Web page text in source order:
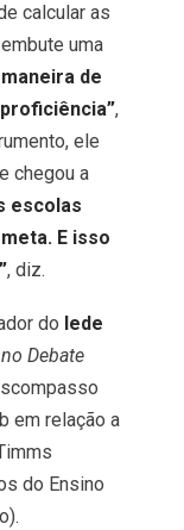
calcular as
uma
de
,
ele
chegou a
escolas
E isso
, diz.
do Iede
Debate
em relação a
do Ensino